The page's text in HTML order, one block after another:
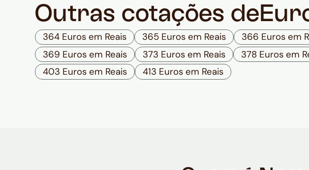
Outras cotações de
364 Euros em Reais 365 Euros em Reais 366 Euros em
369 Euros em Reais
373 Euros em Reais 378 Euros em
403 Euros em Reais
413 Euros em Reais